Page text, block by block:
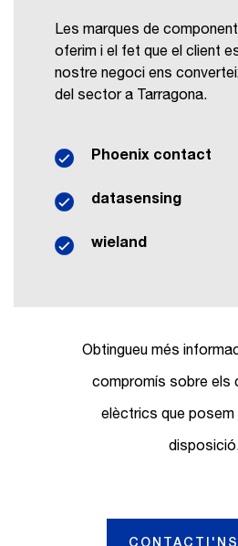
Les marques de
oferim i el fet que el client
nostre negoci ens
del sector a Tarragona.
Phoenix contact
datasensing
wieland
Obtingueu més
compromís sobre els
elèctrics que